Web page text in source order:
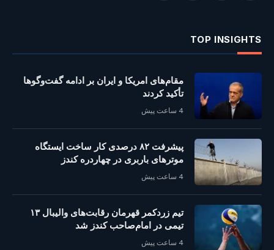
TOP INSIGHTS
مقام‌های امریکا و ایران بر ادامه گفت‌وگوها
تأکید کردند
4 ساعت پیش
پیشرفت ۸۲ درصدی کار ساخت ایستگاه
موترهای باربری در چهاردره کندز
4 ساعت پیش
تیم زردکمر قهرمان رقابت‌های والیبال ۱۳
تیمی در امام‌صاحب کندز شد
4 ساعت پیش